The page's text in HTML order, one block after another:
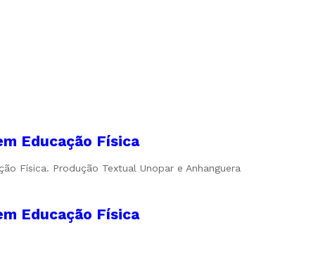
Educação Física
Física. Produção Textual Unopar e Anhanguera
Educação Física